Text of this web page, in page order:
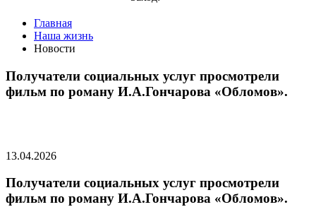
Главная
Наша жизнь
Новости
Получатели социальных услуг просмотрели
фильм по роману И.А.Гончарова «Обломов».
13.04.2026
Получатели социальных услуг просмотрели
фильм по роману И.А.Гончарова «Обломов».